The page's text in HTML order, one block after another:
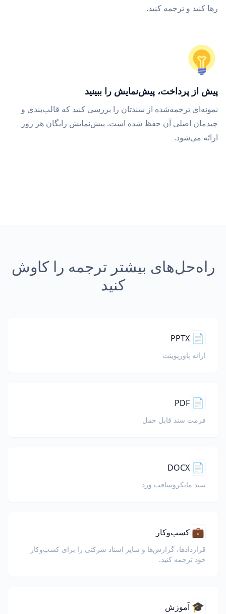
رها کنید و ترجمه کنید.
پیش از پرداخت، پیش‌نمایش را ببینید
نمونه‌ای ترجمه‌شده از سندتان را بررسی کنید که قالب‌بندی و
چیدمان اصلی آن حفظ شده است. پیش‌نمایش رایگان هر روز
ارائه می‌شود.
راه‌حل‌های بیشتر ترجمه را کاوش
کنید
📄
PPTX
ارائه پاورپوینت
📄
PDF
فرمت سند قابل حمل
📄
DOCX
سند مایکروسافت ورد
💼 کسب‌وکار
قراردادها، گزارش‌ها و سایر اسناد شرکتی را برای کسب‌وکار
خود ترجمه کنید.
🎓 آموزش